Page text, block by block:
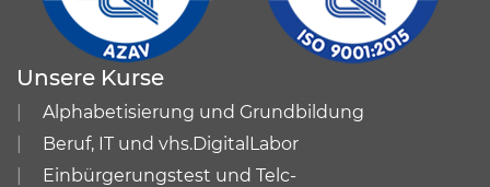
Unsere Kurse
Alphabetisierung und Grundbildung
Beruf, IT und vhs.DigitalLabor
Einbürgerungstest und Telc-